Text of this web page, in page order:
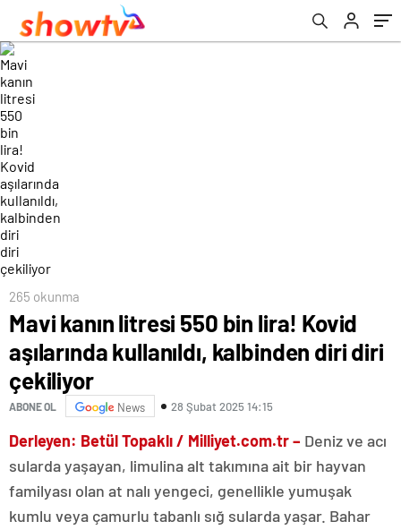
çekiliyor
265 okunma
Mavi kanın litresi 550 bin lira! Kovid
aşılarında kullanıldı, kalbinden diri diri
çekiliyor
ABONE OL News 28 Şubat 2025 14:15
Derleyen: Betül Topaklı / Milliyet.com.tr – Deniz ve acı
sularda yaşayan, limulina alt takımına ait bir hayvan
familyası olan at nalı yengeci, genellikle yumuşak
kumlu veya çamurlu tabanlı sığ sularda yaşar. Bahar